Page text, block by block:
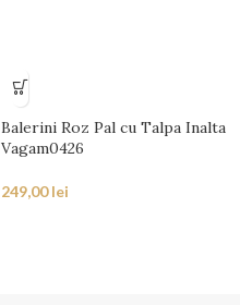
Balerini Roz Pal cu Talpa Inalta
Vagam0426
249,00lei